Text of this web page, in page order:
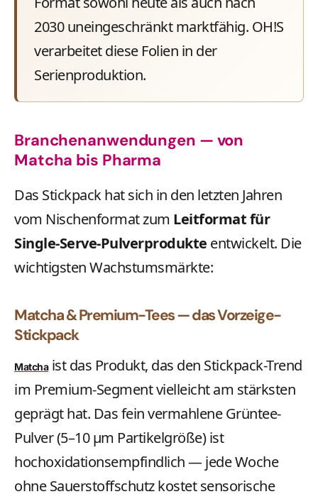
2030 uneingeschränkt marktfähig. OH!S
verarbeitet diese Folien in der
Serienproduktion.
Branchenanwendungen — von
Matcha bis Pharma
Das Stickpack hat sich in den letzten Jahren
vom Nischenformat zum Leitformat für
Single-Serve-Pulverprodukte entwickelt. Die
wichtigsten Wachstumsmärkte:
Matcha & Premium-Tees — das Vorzeige-
Stickpack
Matchaist das Produkt, das den Stickpack-Trend
im Premium-Segment vielleicht am stärksten
geprägt hat. Das fein vermahlene Grüntee-
Pulver (5–10 µm Partikelgröße) ist
hochoxidationsempfindlich — jede Woche
ohne Sauerstoffschutz kostet sensorische